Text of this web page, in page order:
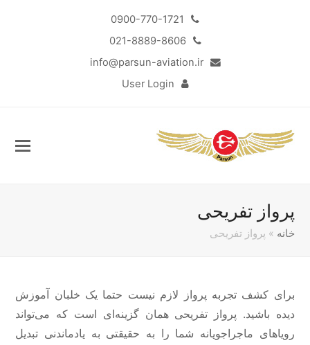
0900-770-1721
021-8889-8606
info@parsun-aviation.ir
User Login
پرواز تفریحی
خانه » پرواز تفریحی
برای کشف تجربه پرواز لازم نیست حتما یک خلبان آموزش
دیده باشید. پرواز تفریحی همان گزینه‌ای است که می‌تواند
رویاهای ماجراجویانه شما را به حقیقتی به یادماندنی تبدیل